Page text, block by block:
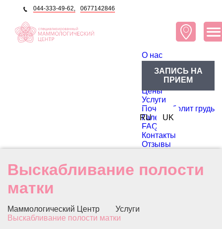
044-333-49-62, 0677142846
O нас
Блог
Доктора
Цены
Услуги
Почему болит грудь
Галерея
FAQ
Контакты
Отзывы
RU UK
ЗАПИСЬ НА
ПРИЕМ
Выскабливание полости
матки
Маммологический Центр
Услуги
Выскабливание полости матки